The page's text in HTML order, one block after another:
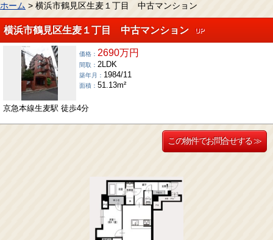
ホーム > 横浜市鶴見区生麦１丁目 中古マンション
横浜市鶴見区生麦１丁目 中古マンション UP
価格： 2690万円
間取： 2LDK
築年月： 1984/11
面積： 51.13m²
京急本線生麦駅 徒歩4分
この物件でお問合せする ≫